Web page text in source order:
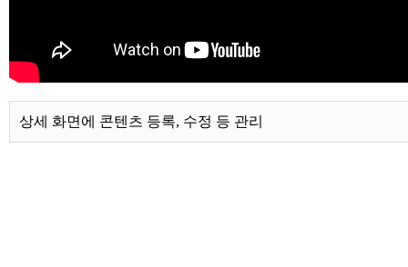
상세 화면에 콘텐츠 등록, 수정 등 관리